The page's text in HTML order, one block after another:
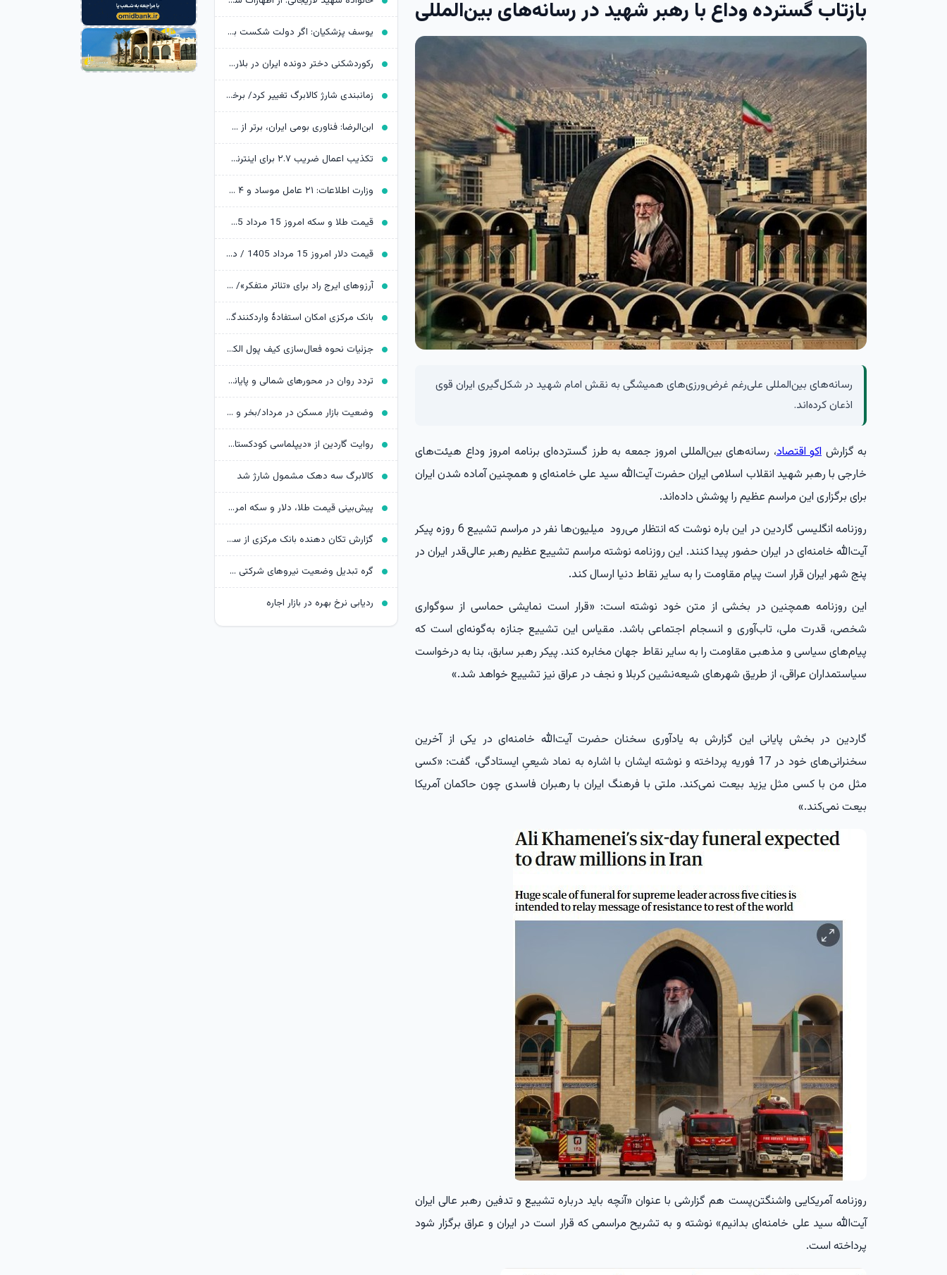
بازتاب گسترده وداع با رهبر شهید در رسانه‌های بین‌المللی
رسانه‌های بین‌المللی علی‌رغم غرض‌ورزی‌های همیشگی به نقش امام شهید در شکل‌گیری ایران قوی
اذعان کرده‌اند.
به گزارش اکو اقتصاد، رسانه‌های بین‌المللی امروز جمعه به طرز گسترده‌ای برنامه امروز وداع هیئت‌های
خارجی با رهبر شهید انقلاب اسلامی ایران حضرت آیت‌الله سید علی خامنه‌ای و همچنین آماده شدن ایران
برای برگزاری این مراسم عظیم را پوشش داده‌اند.
روزنامه انگلیسی گاردین در این باره نوشت که انتظار می‌رود میلیون‌ها نفر در مراسم تشییع 6 روزه پیکر
آیت‌الله خامنه‌ای در ایران حضور پیدا کنند. این روزنامه نوشته مراسم تشییع عظیم رهبر عالی‌قدر ایران در
پنج شهر ایران قرار است پیام مقاومت را به سایر نقاط دنیا ارسال کند.
این روزنامه همچنین در بخشی از متن خود نوشته است: «قرار است نمایشی حماسی از سوگواری
شخصی، قدرت ملی، تاب‌آوری و انسجام اجتماعی باشد. مقیاس این تشییع جنازه به‌گونه‌ای است که
پیام‌های سیاسی و مذهبی مقاومت را به سایر نقاط جهان مخابره کند. پیکر رهبر سابق، بنا به درخواست
سیاستمداران عراقی، از طریق شهرهای شیعه‌نشین کربلا و نجف در عراق نیز تشییع خواهد شد.»
گاردین در بخش پایانی این گزارش به یادآوری سخنان حضرت آیت‌الله خامنه‌ای در یکی از آخرین
سخنرانی‌های خود در 17 فوریه پرداخته و نوشته ایشان با اشاره به نماد شیعیِ ایستادگی، گفت: «کسی
مثل من با کسی مثل یزید بیعت نمی‌کند. ملتی با فرهنگ ایران با رهبران فاسدی چون حاکمان آمریکا
بیعت نمی‌کند.»
روزنامه آمریکایی واشنگتن‌پست هم گزارشی با عنوان «آنچه باید درباره تشییع و تدفین رهبر عالی ایران
آیت‌الله سید علی خامنه‌ای بدانیم» نوشته و به تشریح مراسمی که قرار است در ایران و عراق برگزار شود
پرداخته است.
یوسف پزشکیان: اگر دولت شکست بخورد، ایران شکست می‌خورد
رکوردشکنی دختر دونده ایران در بلاروس
زمانبندی شارژ کالابرگ تغییر کرد/ برخی خانوارها اعتبار را ماه بعد دریافت می‌کنند
ابن‌الرضا: فناوری بومی ایران، برتر از هر سامانه وارداتی در منطقه است
تکذیب اعمال ضریب ۲.۷ برای اینترنت بین‌الملل از سوی سازمان تنظیم مقررات
وزارت اطلاعات: ۲۱ عامل موساد و ۴ عضو باندهای مسلح بازداشت شدند
قیمت طلا و سکه امروز 15 مرداد 1405/ فرمان بازار طلا به دست اونس جهانی افتاد
قیمت دلار امروز 15 مرداد 1405 / دلار ۴ هزار تومان ریخت
آرزوهای ایرج راد برای «تئاتر متفکر»/ «آبجی‌ها و آقاجان» روی صحنه می‌رود
بانک مرکزی امکان استفادۀ واردکنندگان دارو از اوراق گام را تا پایان امسال تمدید کرد
جزئیات نحوه فعال‌سازی کیف پول الکترونیک
تردد روان در محورهای شمالی و پایانه‌های مرزی اربعین
وضعیت بازار مسکن در مرداد/بخر و بفروش‌ها دست از کار کشیدند
روایت گاردین از «دیپلماسی کودکستانی» ترامپ در برابر ایران
کالابرگ سه دهک مشمول شارژ شد
پیش‌بینی قیمت طلا، دلار و سکه امروز 15 مرداد 1405/ بازار منتظر مذاکرات تنگه هرمز
گزارش تکان‌ دهنده بانک مرکزی از سفره ایرانی‌ها؛ تورم چگونه فقرا را فقیرتر کرد؟
گره تبدیل وضعیت نیروهای شرکتی / قانون مانع است یا پیمانکاران؟
ردیابی نرخ بهره در بازار اجاره